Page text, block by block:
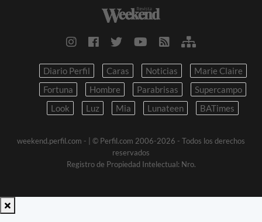
Diario Perfil Caras Noticias
Marie Claire
Fortuna
Hombre Parabrisas
Supercampo
Look
Luz Mia Lunateen BATimes
weekend.perfil.com -
| © Perfil.com 2006-2026 - Todos los derechos
reservados
Registro de Propiedad Intelectual: Nro.